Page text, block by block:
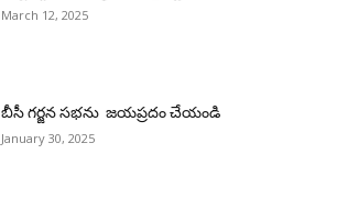
March 12, 2025
బీసీ గర్జన సభను జయప్రదం చేయండి
January 30, 2025